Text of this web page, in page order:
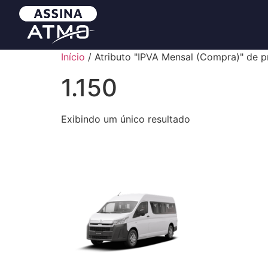
Início / Atributo "IPVA Mensal (Compra)" de
1.150
Exibindo um único resultado